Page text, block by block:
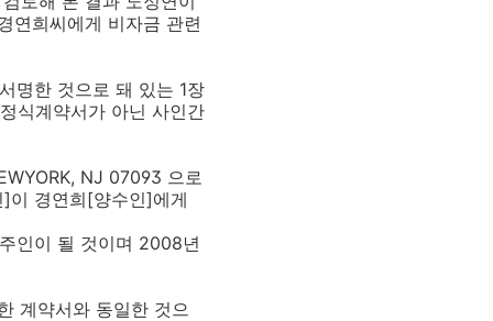
연희씨에게 비자금 관련
명한 것으로 돼 있는 1장
식계약서가 아닌 사인간
NJ 07093 으로
이 경연희[양수인]에게
인이 될 것이며 2008년
계약서와 동일한 것으